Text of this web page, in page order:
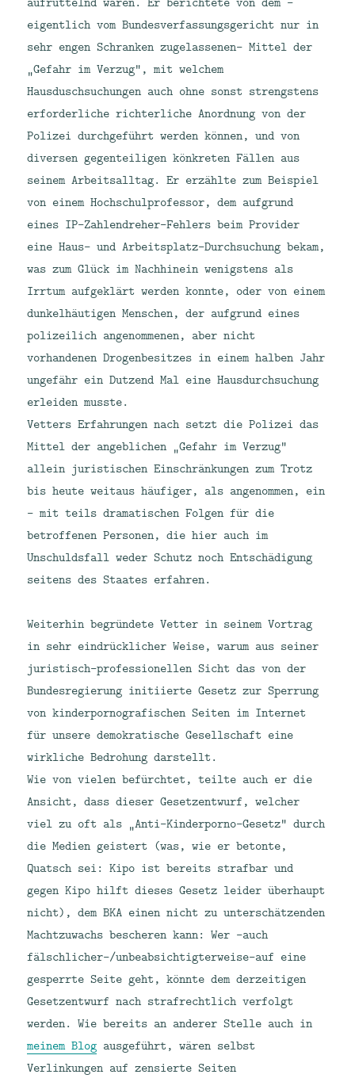
eigentlich vom Bundesverfassungsgericht nur in
sehr engen Schranken zugelassenen- Mittel der
„Gefahr im Verzug“, mit welchem
Hausduschsuchungen auch ohne sonst strengstens
erforderliche richterliche Anordnung von der
Polizei durchgeführt werden können, und von
diversen gegenteiligen könkreten Fällen aus
seinem Arbeitsalltag. Er erzählte zum Beispiel
von einem Hochschulprofessor, dem aufgrund
eines IP-Zahlendreher-Fehlers beim Provider
eine Haus- und Arbeitsplatz-Durchsuchung bekam,
was zum Glück im Nachhinein wenigstens als
Irrtum aufgeklärt werden konnte, oder von einem
dunkelhäutigen Menschen, der aufgrund eines
polizeilich angenommenen, aber nicht
vorhandenen Drogenbesitzes in einem halben Jahr
ungefähr ein Dutzend Mal eine Hausdurchsuchung
erleiden musste.
Vetters Erfahrungen nach setzt die Polizei das
Mittel der angeblichen „Gefahr im Verzug“
allein juristischen Einschränkungen zum Trotz
bis heute weitaus häufiger, als angenommen, ein
– mit teils dramatischen Folgen für die
betroffenen Personen, die hier auch im
Unschuldsfall weder Schutz noch Entschädigung
seitens des Staates erfahren.
Weiterhin begründete Vetter in seinem Vortrag
in sehr eindrücklicher Weise, warum aus seiner
juristisch-professionellen Sicht das von der
Bundesregierung initiierte Gesetz zur Sperrung
von kinderpornografischen Seiten im Internet
für unsere demokratische Gesellschaft eine
wirkliche Bedrohung darstellt.
Wie von vielen befürchtet, teilte auch er die
Ansicht, dass dieser Gesetzentwurf, welcher
viel zu oft als „Anti-Kinderporno-Gesetz“ durch
die Medien geistert (was, wie er betonte,
Quatsch sei: Kipo ist bereits strafbar und
gegen Kipo hilft dieses Gesetz leider überhaupt
nicht), dem BKA einen nicht zu unterschätzenden
Machtzuwachs bescheren kann: Wer -auch
fälschlicher-/unbeabsichtigterweise-auf eine
gesperrte Seite geht, könnte dem derzeitigen
Gesetzentwurf nach strafrechtlich verfolgt
werden. Wie bereits an anderer Stelle auch in
meinem Blog ausgeführt, wären selbst
Verlinkungen auf zensierte Seiten